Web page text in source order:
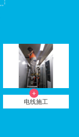
电线施工